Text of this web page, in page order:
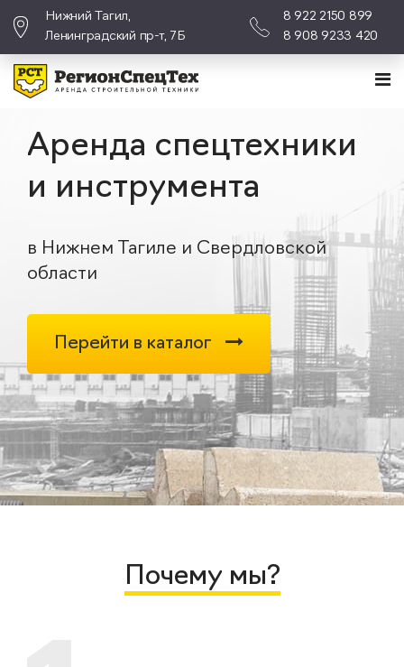
Нижний Тагил,
Ленинградский пр-т, 7Б
8 922 2150 899
8 908 9233 420
Аренда спецтехники
и инструмента
в Нижнем Тагиле и Свердловской
области
Перейти в каталог
Почему мы?